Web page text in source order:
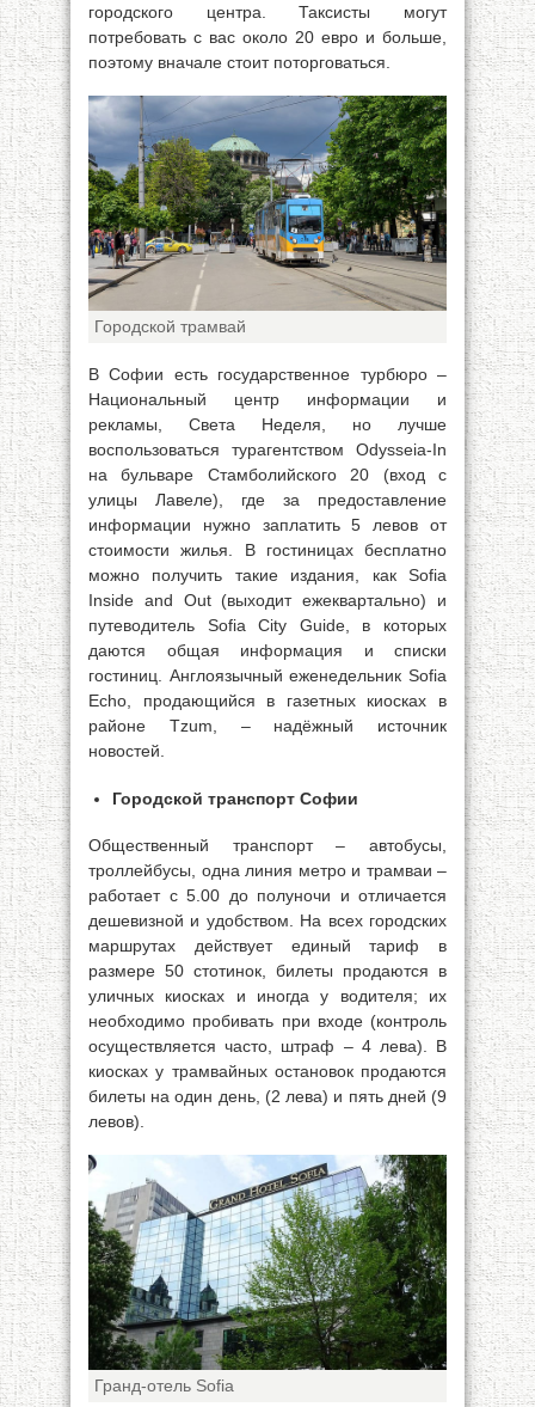
городского центра. Таксисты могут
потребовать с вас около 20 евро и больше,
поэтому вначале стоит поторговаться.
Городской трамвай
В Софии есть государственное турбюро –
Национальный центр информации и
рекламы, Света Неделя, но лучше
воспользоваться турагентством Odysseia-In
на бульваре Стамболийского 20 (вход с
улицы Лавеле), где за предоставление
информации нужно заплатить 5 левов от
стоимости жилья. В гостиницах бесплатно
можно получить такие издания, как Sofia
Inside and Out (выходит ежеквартально) и
путеводитель Sofia City Guide, в которых
даются общая информация и списки
гостиниц. Англоязычный еженедельник Sofia
Echo, продающийся в газетных киосках в
районе Tzum, – надёжный источник
новостей.
Городской транспорт Софии
Общественный транспорт – автобусы,
троллейбусы, одна линия метро и трамваи –
работает с 5.00 до полуночи и отличается
дешевизной и удобством. На всех городских
маршрутах действует единый тариф в
размере 50 стотинок, билеты продаются в
уличных киосках и иногда у водителя; их
необходимо пробивать при входе (контроль
осуществляется часто, штраф – 4 лева). В
киосках у трамвайных остановок продаются
билеты на один день, (2 лева) и пять дней (9
левов).
Гранд-отель Sofia